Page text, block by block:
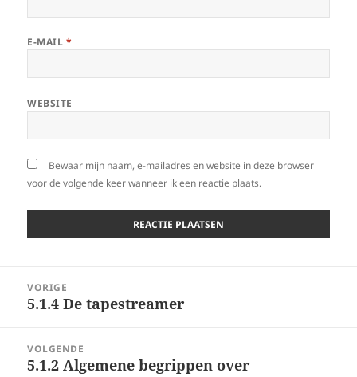
E-MAIL *
WEBSITE
Bewaar mijn naam, e-mailadres en website in deze browser
voor de volgende keer wanneer ik een reactie plaats.
VORIGE
Vorig
5.1.4 De tapestreamer
VOLGENDE
Volgend
5.1.2 Algemene begrippen over